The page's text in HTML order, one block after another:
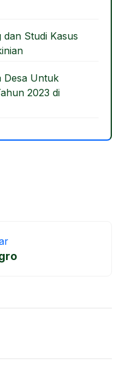
Studi Kasus
Desa Untuk
2023 di